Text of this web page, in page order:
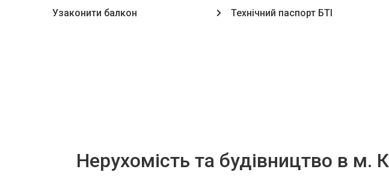
Узаконити балкон
Технічний паспорт БТІ
Нерухомість та будівництво в м.